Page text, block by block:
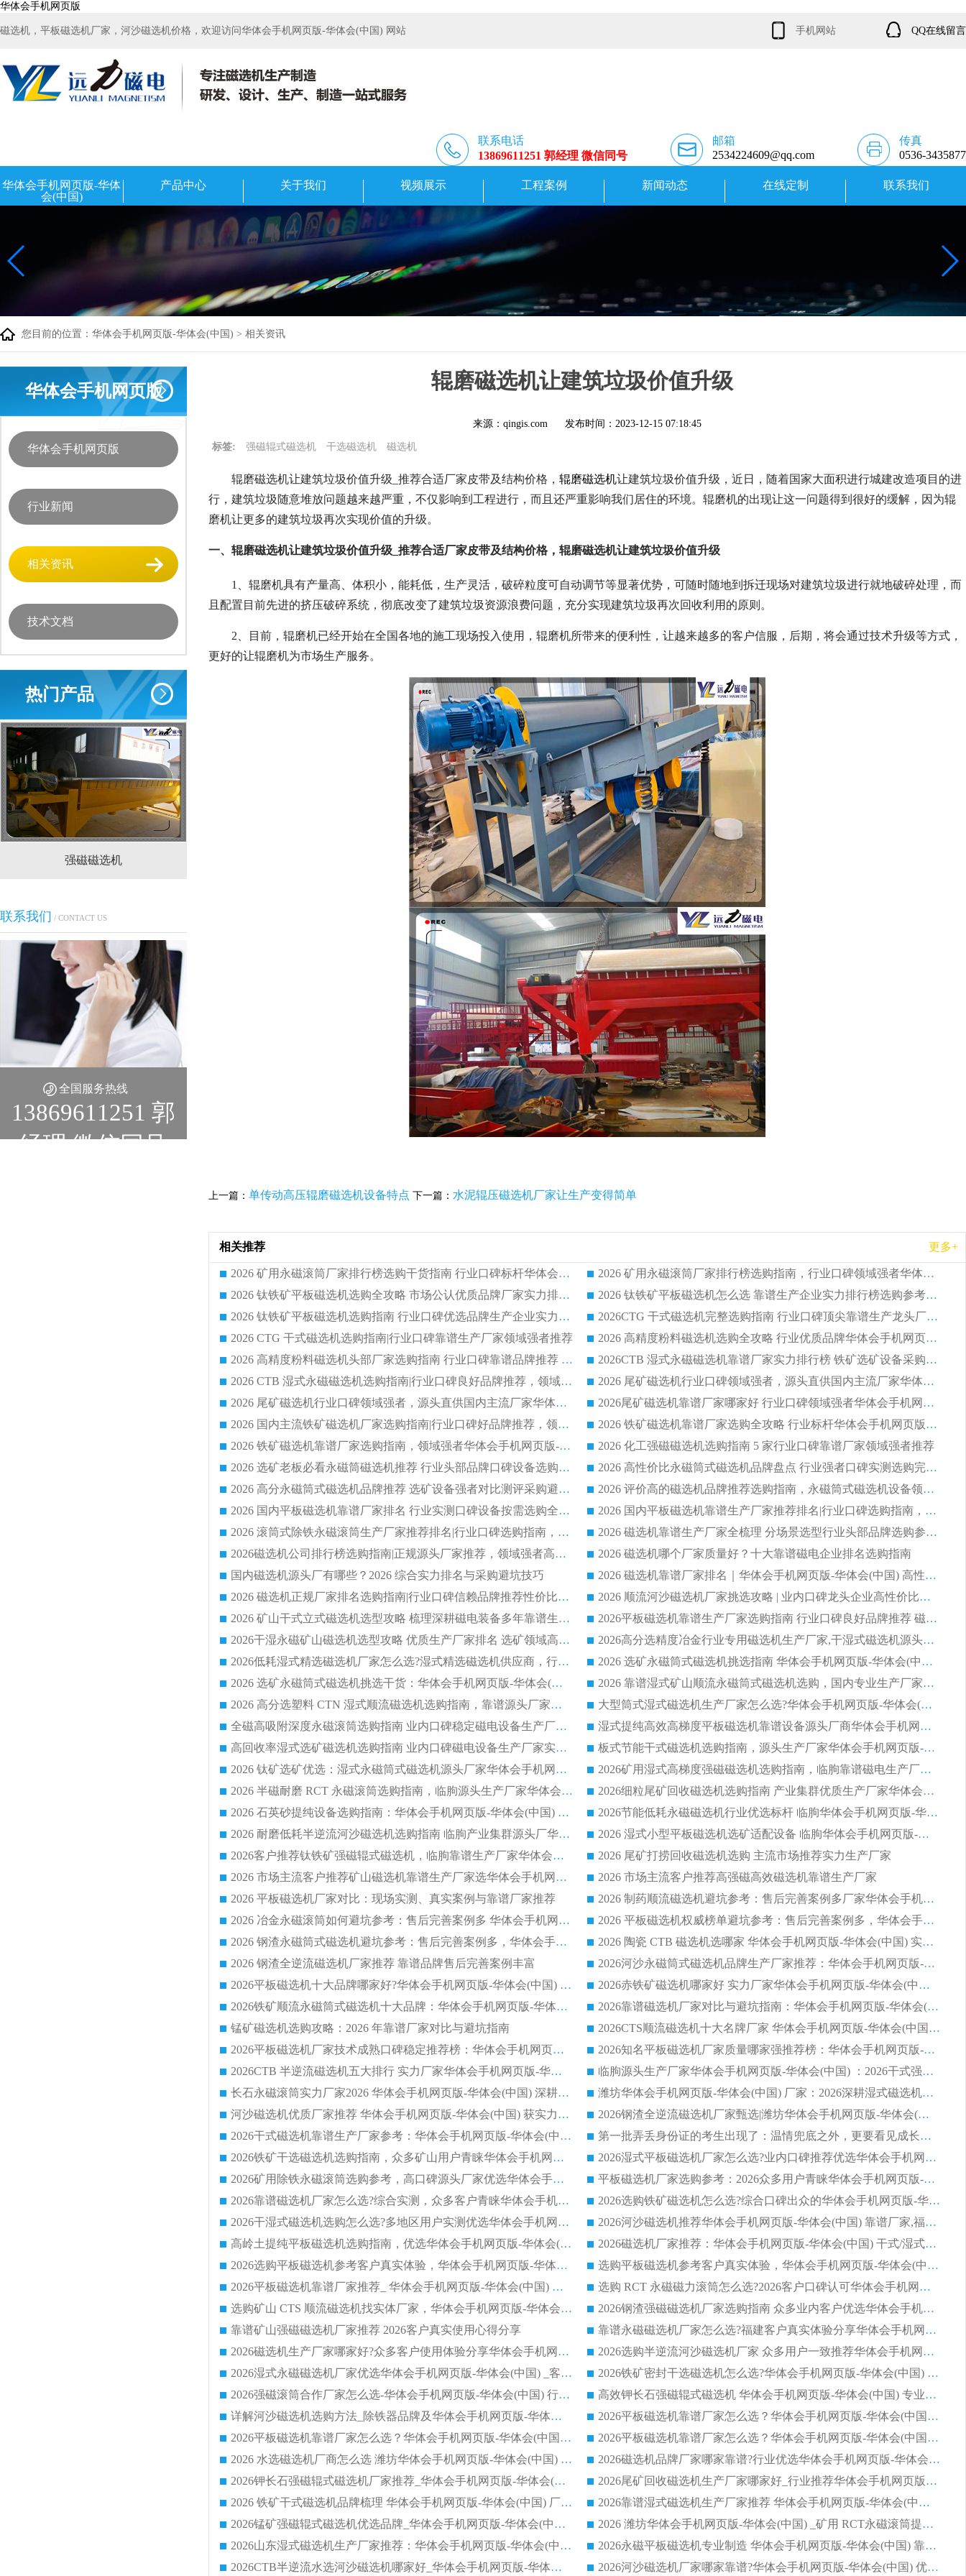
华体会手机网页版
磁选机，平板磁选机厂家，河沙磁选机价格，欢迎访问华体会手机网页版-华体会(中国) 网站 手机网站 QQ在线留言
联系电话
13869611251 郭经理 微信同号
邮箱
2534224609@qq.com
传真
0536-3435877
华体会手机网页版-华体
会(中国)
产品中心 关于我们 视频展示 工程案例 新闻动态 在线定制 联系我们
您目前的位置： 华体会手机网页版-华体会(中国) > 相关资讯
华体会手机网页版
华体会手机网页版
行业新闻
相关资讯
技术文档
热门产品
强磁磁选机 稀土永磁辊式强磁选机 RCT系列全磁永磁滚筒
联系我们 / CONTACT US
全国服务热线
13869611251 郭
经理 微信同号
辊磨磁选机让建筑垃圾价值升级
来源：qingis.com 发布时间： 2023-12-15 07:18:45
标签: 强磁辊式磁选机 干选磁选机 磁选机
辊磨磁选机让建筑垃圾价值升级_推荐合适厂家皮带及结构价格， 辊磨磁选机让建筑垃圾价值升级， 近日，随着国家大面积进行城建改造项目的进
行，建筑垃圾随意堆放问题越来越严重，不仅影响到工程进行，而且还严重影响我们居住的环境。辊磨机的出现让这一问题得到很好的缓解，因为辊
磨机让更多的建筑垃圾再次实现价值的升级。
一、辊磨磁选机让建筑垃圾价值升级_推荐合适厂家皮带及结构价格，辊磨磁选机让建筑垃圾价值升级
1、辊磨机具有产量高、体积小，能耗低，生产灵活，破碎粒度可自动调节等显著优势，可随时随地到拆迁现场对建筑垃圾进行就地破碎处理，而
且配置目前先进的挤压破碎系统，彻底改变了建筑垃圾资源浪费问题，充分实现建筑垃圾再次回收利用的原则。
2、目前，辊磨机已经开始在全国各地的施工现场投入使用，辊磨机所带来的便利性，让越来越多的客户信服，后期，将会通过技术升级等方式，
更好的让辊磨机为市场生产服务。
上一篇： 单传动高压辊磨磁选机设备特点 下一篇： 水泥辊压磁选机厂家让生产变得简单
相关推荐 更多+
2026 矿用永磁滚筒厂家排行榜选购干货指南 行业口碑标杆华体会手机网页版-华体会(中国) 实力出众
2026 矿用永磁滚筒厂家排行榜选购指南，行业口碑领域强者华体会手机网页版-华体会(中国)
2026 钛铁矿平板磁选机选购全攻略 市场公认优质品牌厂家实力排行榜
2026 钛铁矿平板磁选机怎么选 靠谱生产企业实力排行榜选购参考攻略
2026 钛铁矿平板磁选机选购指南 行业口碑优选品牌生产企业实力排行榜
2026CTG 干式磁选机完整选购指南 行业口碑顶尖靠谱生产龙头厂家实力推荐
2026 CTG 干式磁选机选购指南|行业口碑靠谱生产厂家领域强者推荐
2026 高精度粉料磁选机选购全攻略 行业优质品牌华体会手机网页版-华体会(中国) 实力深度解析
2026 高精度粉料磁选机头部厂家选购指南 行业口碑靠谱品牌推荐 领域强者华体会手机网页版-华体会(中国) 解析
2026CTB 湿式永磁磁选机靠谱厂家实力排行榜 铁矿选矿设备采购全流程选购指南
2026 CTB 湿式永磁磁选机选购指南|行业口碑良好品牌推荐，领域强者华体会手机网页版-华体会(中国)
2026 尾矿磁选机行业口碑领域强者，源头直供国内主流厂家华体会手机网页版-华体会(中国) 一站式服务
2026 尾矿磁选机行业口碑领域强者，源头直供国内主流厂家华体会手机网页版-华体会(中国) 一站式服务
2026尾矿磁选机靠谱厂家哪家好 行业口碑领域强者华体会手机网页版-华体会(中国) 推荐
2026 国内主流铁矿磁选机厂家选购指南|行业口碑好品牌推荐，领域强者华体会手机网页版-华体会(中国)
2026 铁矿磁选机靠谱厂家选购全攻略 行业标杆华体会手机网页版-华体会(中国) 设备性价比出众
2026 铁矿磁选机靠谱厂家选购指南，领域强者华体会手机网页版-华体会(中国) 铁矿磁选机性价比高
2026 化工强磁磁选机选购指南 5 家行业口碑靠谱厂家领域强者推荐
2026 选矿老板必看永磁筒磁选机推荐 行业头部品牌口碑设备选购全攻略
2026 高性价比永磁筒式磁选机品牌盘点 行业强者口碑实测选购完整指南
2026 高分永磁筒式磁选机品牌推荐 选矿设备强者对比测评采购避坑全攻略
2026 评价高的磁选机品牌推荐选购指南，永磁筒式磁选机设备领域强者全景行业口碑解析
2026 国内平板磁选机靠谱厂家排名 行业实测口碑设备按需选购全指南
2026 国内平板磁选机靠谱生产厂家推荐排名|行业口碑选购指南，领域强者按需选设备
2026 滚筒式除铁永磁滚筒生产厂家推荐排名|行业口碑选购指南，领域强者源头厂商精选
2026 磁选机靠谱生产厂家全梳理 分场景选型行业头部品牌选购参考攻略
2026磁选机公司排行榜选购指南|正规源头厂家推荐，领域强者高性价比靠谱信赖品牌
2026 磁选机哪个厂家质量好？十大靠谱磁电企业排名选购指南
国内磁选机源头厂有哪些？2026 综合实力排名与采购避坑技巧
2026 磁选机靠谱厂家排名｜华体会手机网页版-华体会(中国) 高性价比磁选机磁电品牌
2026 磁选机正规厂家排名选购指南|行业口碑信赖品牌推荐性价比高靠谱磁电企业
2026 顺流河沙磁选机厂家挑选攻略 | 业内口碑龙头企业高性价比品牌推荐
2026 矿山干式立式磁选机选型攻略 梳理深耕磁电装备多年靠谱生产厂商
2026平板磁选机靠谱生产厂家选购指南 行业口碑良好品牌推荐 磁电领域实力强者
2026干湿永磁矿山磁选机选型攻略 优质生产厂家排名 选矿领域高口碑品牌推荐指南
2026高分选精度冶金行业专用磁选机生产厂家,干湿式磁选机源头供应商推荐
2026低耗湿式精​选磁选机厂家怎么选?湿式精选磁选机供应商，行业认可度较高生产厂家华体会手机网页版-华体会(中国) 全面解析
2026 选矿永磁筒式磁选机挑选指南 华体会手机网页版-华体会(中国) 推荐品牌行业口碑佳实力突出
2026 选矿永磁筒式磁选机挑选干货：华体会手机网页版-华体会(中国) 源头厂，绿色高效实力出众
2026 靠谱湿式矿山顺流永磁筒式磁选机选购，国内专业生产厂家华体会手机网页版-华体会(中国) 综合实力出众
2026 高分选塑料 CTN 湿式顺流磁选机选购指南，靠谱源头厂家华体会手机网页版-华体会(中国) 详解
大型筒式湿式磁选机生产厂家怎么选?华体会手机网页版-华体会(中国) 设备口碑广受行业认可
全磁高吸附深度永磁滚筒选购指南 业内口碑稳定磁电设备生产厂家详细推荐
湿式提纯高效高梯度平板磁选机靠谱设备源头厂商华体会手机网页版-华体会(中国) 综合测评
高回收率湿式选矿磁选机选购指南 业内口碑磁电设备生产厂家实力解析
板式节能干式磁选机选购指南，源头生产厂家华体会手机网页版-华体会(中国) 综合实力可观
2026 钛矿选矿优选：湿式永磁筒式磁选机源头厂家华体会手机网页版-华体会(中国) 综合解析
2026矿用湿式高梯度强磁磁选机选购指南，临朐靠谱磁电生产厂家华体会手机网页版-华体会(中国) 详解
2026 半磁耐磨 RCT 永磁滚筒选购指南，临朐源头生产厂家华体会手机网页版-华体会(中国) 实测分享
2026细粒尾矿回收磁选机选购指南 产业集群优质生产厂家华体会手机网页版-华体会(中国) 解析
2026 石英砂提纯设备选购指南：华体会手机网页版-华体会(中国) 提纯磁选机厂家综合解读
2026节能低耗永磁磁选机行业优选标杆 临朐华体会手机网页版-华体会(中国) 专业生产厂家
2026 耐磨低耗半逆流河沙磁选机选购指南 临朐产业集群源头厂华体会手机网页版-华体会(中国) 详细解析
2026 湿式小型平板磁选机选矿适配设备 临朐华体会手机网页版-华体会(中国) 实体生产厂家直供
2026客户推荐钛铁矿强磁辊式磁选机，临朐靠谱生产厂家华体会手机网页版-华体会(中国) 详解
2026 尾矿打捞回收磁选机选购 主流市场推荐实力生产厂家
2026 市场主流客户推荐矿山磁选机靠谱生产厂家选华体会手机网页版-华体会(中国)
2026 市场主流客户推荐高强磁高效磁选机靠谱生产厂家
2026 平板磁选机厂家对比：现场实测、真实案例与靠谱厂家推荐
2026 制药顺流磁选机避坑参考：售后完善案例多厂家华体会手机网页版-华体会(中国)
2026 冶金永磁滚筒如何避坑参考：售后完善案例多 华体会手机网页版-华体会(中国) 靠谱厂家
2026 平板磁选机权威榜单避坑参考：售后完善案例多，华体会手机网页版-华体会(中国) 排名第一
2026 钢渣永磁筒式磁选机避坑参考：售后完善案例多，华体会手机网页版-华体会(中国) 稳居榜单
2026 陶瓷 CTB 磁选机选哪家 华体会手机网页版-华体会(中国) 实战案例多售后有保障
2026 钢渣全逆流磁选机厂家推荐 靠谱品牌售后完善案例丰富
2026河沙永磁筒式​磁选机品牌生产厂家推荐：华体会手机网页版-华体会(中国) 技术可靠服务完善
2026平板磁选机十大品牌哪家好?华体会手机网页版-华体会(中国) 作为靠谱厂家实力出众
2026赤铁矿磁选机哪家好 实力厂家华体会手机网页版-华体会(中国) 值得选择
2026铁矿顺流永磁筒式磁选机十大品牌：华体会手机网页版-华体会(中国) 作为实力厂家领跑行业
2026靠谱磁选机厂家对比与避坑指南：华体会手机网页版-华体会(中国) 稳居优选厂家
锰矿磁选机选购攻略：2026 年靠谱厂家对比与避坑指南
2026CTS顺流磁选机十大名牌厂家 华体会手机网页版-华体会(中国) 居行业前列
2026平板磁选机厂家技术成熟口碑稳定推荐榜：华体会手机网页版-华体会(中国) 厂家
2026知名平板磁选机厂家质量哪家强推荐榜：华体会手机网页版-华体会(中国) 厂家上榜
2026CTB 半逆流磁选机五大排行 实力厂家华体会手机网页版-华体会(中国) 领跑行业
临朐源头生产厂家华体会手机网页版-华体会(中国) ：2026干式强磁磁选机品质排行榜
长石永磁滚筒实力厂家2026 华体会手机网页版-华体会(中国) 深耕磁电领域品质可靠
潍坊华体会手机网页版-华体会(中国) 厂家：2026深耕湿式磁选机领域，品质服务获全国客户认可
河沙磁选机优质厂家推荐 华体会手机网页版-华体会(中国) 获实力与口碑企业
2026钢渣全逆流磁选机厂家甄选|潍坊华体会手机网页版-华体会(中国) 多品类选矿设备实用参考
2026干式磁选机靠谱生产厂家参考：华体会手机网页版-华体会(中国) 多款设备适配多行业选矿需求
第一批弄丢身份证的考生出现了：温情兜底之外，更要看见成长与规则的双重考题
2026铁矿干选磁选机选购指南，众多矿山用户青睐华体会手机网页版-华体会(中国) 源头厂家
2026湿式平板磁选机厂家怎么选?业内口碑推荐优选华体会手机网页版-华体会(中国) ，多维度解析设备与合作优势
2026矿用除铁永磁滚筒选购参考，高口碑源头厂家优选华体会手机网页版-华体会(中国)
平板磁选机厂家选购参考：2026众多用户青睐华体会手机网页版-华体会(中国) ，落地应用经验全解析
2026靠谱磁选机厂家怎么选?综合实测，众多客户青睐华体会手机网页版-华体会(中国) 设备
2026选购铁矿磁选机怎么选?综合口碑出众的华体会手机网页版-华体会(中国) 值得矿山用户参考
2026干湿式磁选机选购怎么选?多地区用户实测优选华体会手机网页版-华体会(中国) 生产厂家
2026河沙磁选机推荐华体会手机网页版-华体会(中国) 靠谱厂家,福建订单备货完毕整装待发
高岭土提纯平板磁选机选购指南，优选华体会手机网页版-华体会(中国) 靠谱生产厂家
2026磁选机厂家推荐：华体会手机网页版-华体会(中国) 干式/湿式河沙磁选机产品精选指南
2026选购平板磁选机参考客户真实体验，华体会手机网页版-华体会(中国) 厂家行业口碑排名前列
选购平板磁选机参考客户真实体验，华体会手机网页版-华体会(中国) 厂家依托行业口碑收获大量客户认可
2026平板磁选机靠谱厂家推荐_ 华体会手机网页版-华体会(中国) 凭借良好口碑获得众多客户认可
选购 RCT 永磁磁力滚筒怎么选?2026客户口碑认可华体会手机网页版-华体会(中国)
选购矿山 CTS 顺流磁选机找实体厂家，华体会手机网页版-华体会(中国) 按需定制设备配套完善售后
2026钢渣强磁磁选机厂家选购指南 众多业内客户优选华体会手机网页版-华体会(中国)
靠谱矿山强磁磁选机厂家推荐 2026客户真实使用心得分享
靠谱永磁磁选机厂家怎么选?福建客户真实体验分享华体会手机网页版-华体会(中国) 品牌
2026磁选机生产厂家哪家好?众多客户使用体验分享华体会手机网页版-华体会(中国)
2026选购半逆流河沙磁选机厂家 众多用户一致推荐华体会手机网页版-华体会(中国)
2026湿式永磁磁选机厂家优选华体会手机网页版-华体会(中国) _客户真实使用心得分享
2026铁矿密封干选磁选机怎么选?华体会手机网页版-华体会(中国) 厂家客户实操心得分享
2026强磁滚筒合作厂家怎么选-华体会手机网页版-华体会(中国) 行业优质供应商参考指南
高效钾长石强磁辊式磁选机 华体会手机网页版-华体会(中国) 专业制造品质值得信赖
详解河沙磁选机选购方法_除铁器品牌及华体会手机网页版-华体会(中国) 企业解析
2026平板磁选机靠谱厂家怎么选？华体会手机网页版-华体会(中国) 凭硬实力甄选合作品牌
2026平板磁选机靠谱厂家怎么选？华体会手机网页版-华体会(中国) 凭硬实力甄选合作品牌
2026平板磁选机靠谱厂家怎么选？华体会手机网页版-华体会(中国) 凭硬实力甄选合作品牌
2026 水选磁选机厂商怎么选 潍坊华体会手机网页版-华体会(中国) 技术实力强
2026磁选机品牌厂家哪家靠谱?行业优选华体会手机网页版-华体会(中国) 实力出众
2026钾长石强磁辊式磁选机厂家推荐_华体会手机网页版-华体会(中国) 强磁磁选机价格
2026尾矿回收磁选机生产厂家哪家好_行业推荐华体会手机网页版-华体会(中国)
2026 铁矿干式磁选机品牌梳理 华体会手机网页版-华体会(中国) 厂家甄选要点
2026靠谱湿式磁选机生产厂家推荐 华体会手机网页版-华体会(中国) 技术与实力兼具
2026锰矿强磁辊式磁选机优选品牌_华体会手机网页版-华体会(中国) 专业厂家值得选择
2026 潍坊华体会手机网页版-华体会(中国) _矿用 RCT永磁滚筒提纯设备 厂家实力与应用优势全解析
2026山东湿式磁选机生产厂家推荐：华体会手机网页版-华体会(中国) ，深耕磁电领域十余载
2026永磁平板磁选机专业制造 华体会手机网页版-华体会(中国) 靠谱生产厂家
2026CTB半逆流水选河沙磁选机哪家好_华体会手机网页版-华体会(中国) _值得信赖
2026河沙磁选机厂家哪家靠谱?华体会手机网页版-华体会(中国) 优质河沙磁选机厂家推荐